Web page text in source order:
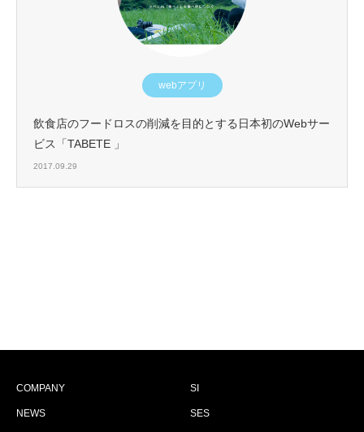
webアプリ
飲食店のフードロスの削減を目的とする日本初のWebサー
ビス「TABETE 」
2017.09.29
COMPANY
NEWS
SI
SES